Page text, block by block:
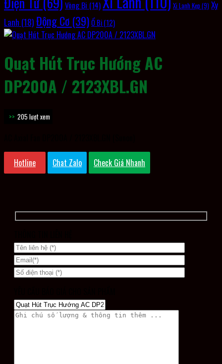
Vòng Bi (14) Xi Lanh Kẹp (9) Xy
Lanh (18)Động Cơ (39)Ổ Bi(12)
Quạt Hút Trục Hướng AC
DP200A / 2123XBL.GN
205 lượt xem
Hotline Chat Zalo Check Giá Nhanh